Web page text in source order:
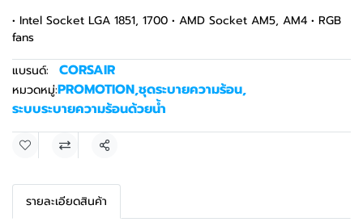
• Intel Socket LGA 1851, 1700 • AMD Socket AM5, AM4 • RGB
fans
แบรนด์:
CORSAIR
หมวดหมู่:PROMOTION,ชุดระบายความร้อน,
ระบบระบายความร้อนด้วยน้ำ
แชร์
รายละเอียดสินค้า